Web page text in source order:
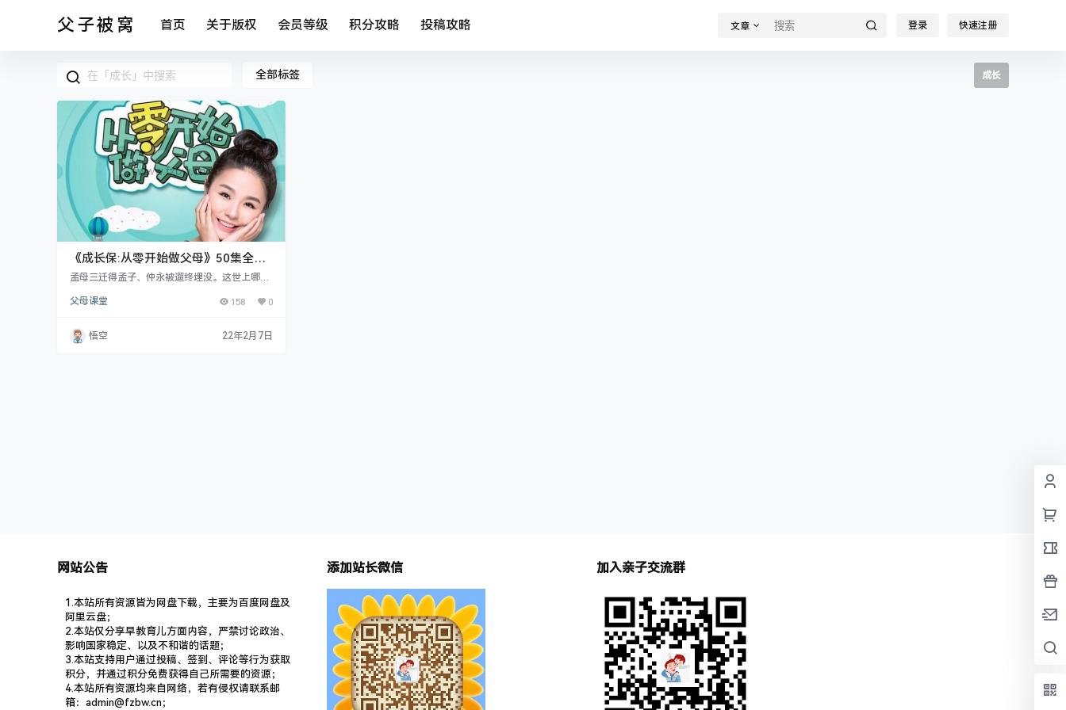
父子被窝 首页 关于版权 会员等级 积分攻略 投稿攻略 文章 登录 快速注册
全部标签 成长
《成长保:从零开始做父母》50集全
mp3音频
孟母三迁得孟子、仲永被遛终埋没。这世上哪有
妈”的时代，父母能做的就是不断开阔自己的视
目录： 01.【榕榕】孩子的注意力如何培养？有
这4招就够了02.【资博】孩子看动画片上瘾怎么
父母课堂 158 0
悟空 22年2月7日
网站公告
1.本站所有资源皆为网盘下载，主要为百度网盘及
阿里云盘；
2.本站仅分享早教育儿方面内容，严禁讨论政治、
影响国家稳定、以及不和谐的话题；
3.本站支持用户通过投稿、签到、评论等行为获取
积分，并通过积分免费获得自己所需要的资源；
4.本站所有资源均来自网络，若有侵权请联系邮
箱：admin@fzbw.cn；
添加站长微信 加入亲子交流群